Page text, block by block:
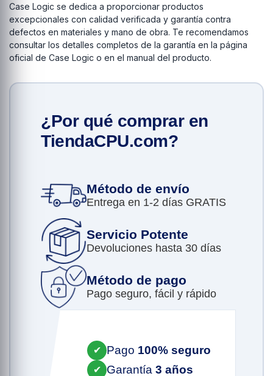
Case Logic se dedica a proporcionar productos
excepcionales con calidad verificada y garantía contra
defectos en materiales y mano de obra. Te recomendamos
consultar los detalles completos de la garantía en la página
oficial de Case Logic o en el manual del producto.
¿Por qué comprar en
TiendaCPU.com?
Método de envío
Entrega en 1-2 días GRATIS
Servicio Potente
Devoluciones hasta 30 días
Método de pago
Pago seguro, fácil y rápido
✔ Pago 100% seguro
✔ Garantía 3 años